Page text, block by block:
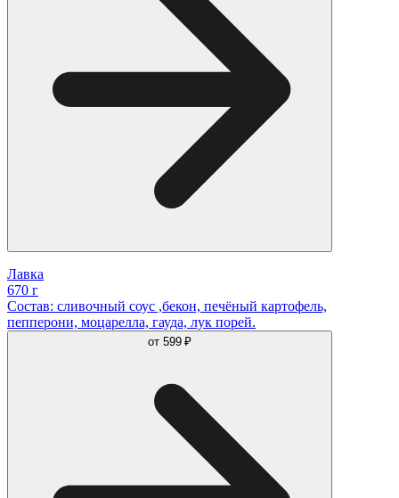
Лавка
670 г
Состав: сливочный соус ,бекон, печёный картофель,
пепперони, моцарелла, гауда, лук порей.
от 599 ₽